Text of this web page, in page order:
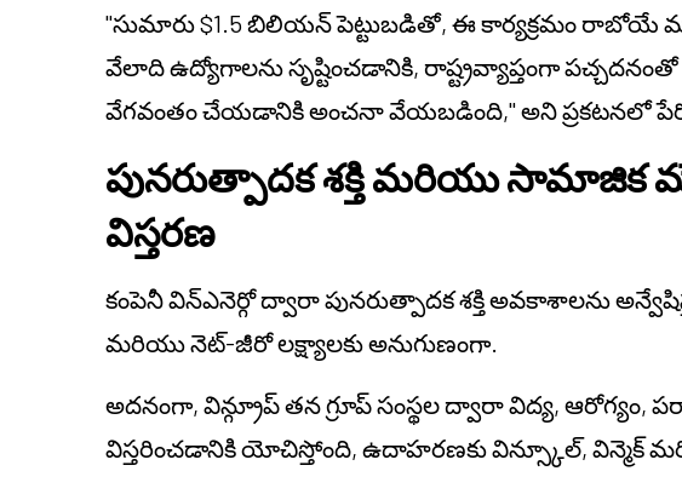
"సుమారు $1.5 బిలియన్ పెట్టుబడితో, ఈ కార్యక్రమం రాబోయే
వేలాది ఉద్యోగాలను సృష్టించడానికి, రాష్ట్రవ్యాప్తంగా
వేగవంతం చేయడానికి అంచనా వేయబడింది," అని ప్రకటనలో
పునరుత్పాదక శక్తి మరియు
విస్తరణ
కంపెనీ విన్ఎనెర్గో ద్వారా పునరుత్పాదక శక్తి అవకాశాలను
మరియు నెట్-జీరో లక్ష్యాలకు అనుగుణంగా.
అదనంగా, విన్గ్రూప్ తన గ్రూప్ సంస్థల ద్వారా విద్య,
విస్తరించడానికి యోచిస్తోంది, ఉదాహరణకు విన్స్కూల్, విన్మెక్